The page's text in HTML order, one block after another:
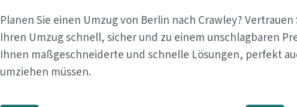
Planen Sie einen Umzug von Berlin nach Crawley?
Ihren Umzug schnell, sicher und zu einem unschlagbaren
Ihnen maßgeschneiderte und schnelle Lösungen, perfekt
umziehen müssen.